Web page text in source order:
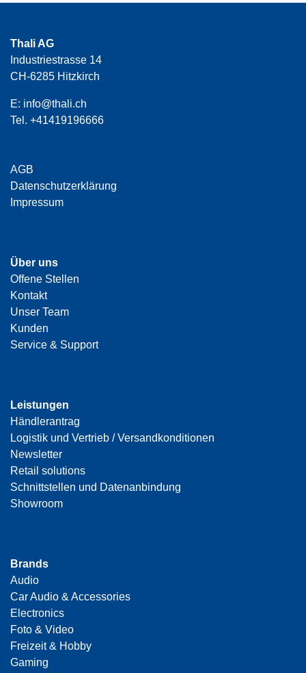
Thali AG
Industriestrasse 14
CH-6285 Hitzkirch
E: info@thali.ch
Tel. +41419196666
AGB
Datenschutzerklärung
Impressum
Über uns
Offene Stellen
Kontakt
Unser Team
Kunden
Service & Support
Leistungen
Händlerantrag
Logistik und Vertrieb / Versandkonditionen
Newsletter
Retail solutions
Schnittstellen und Datenanbindung
Showroom
Brands
Audio
Car Audio & Accessories
Electronics
Foto & Video
Freizeit & Hobby
Gaming